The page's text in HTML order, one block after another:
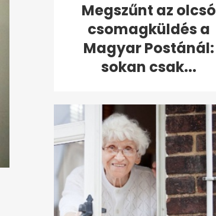
Megszűnt az olcsó
csomagküldés a
Magyar Postánál:
sokan csak...